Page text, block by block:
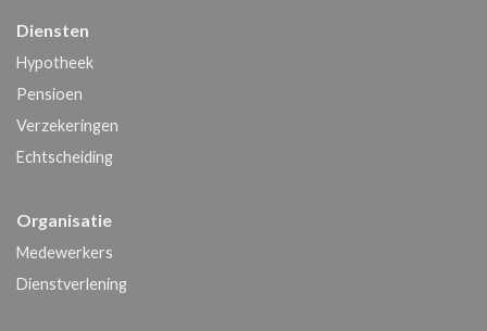
Diensten
Hypotheek
Pensioen
Verzekeringen
Echtscheiding
Organisatie
Medewerkers
Dienstverlening